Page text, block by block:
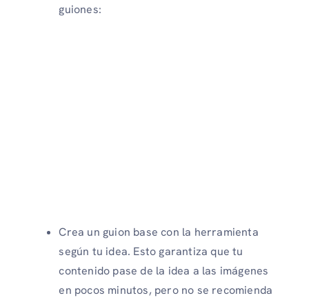
guiones:
Crea un guion base con la herramienta
según tu idea. Esto garantiza que tu
contenido pase de la idea a las imágenes
en pocos minutos, pero no se recomienda